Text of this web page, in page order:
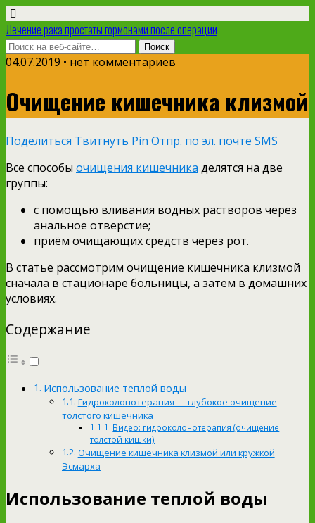
Лечение рака простаты гормонами после операции
04.07.2019 • нет комментариев
Очищение кишечника клизмой
Поделиться Твитнуть Pin Отпр. по эл. почте SMS
Все способы очищения кишечника делятся на две
группы:
с помощью вливания водных растворов через
анальное отверстие;
приём очищающих средств через рот.
В статье рассмотрим очищение кишечника клизмой
сначала в стационаре больницы, а затем в домашних
условиях.
Содержание
Использование теплой воды
Гидроколонотерапия — глубокое очищение
толстого кишечника
Видео: гидроколонотерапия (очищение
толстой кишки)
Очищение кишечника клизмой или кружкой
Эсмарха
Использование теплой воды